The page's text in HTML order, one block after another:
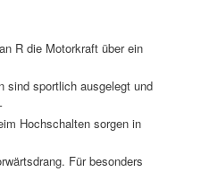
R die Motorkraft über ein
sind sportlich ausgelegt und
Hochschalten sorgen in
Für besonders